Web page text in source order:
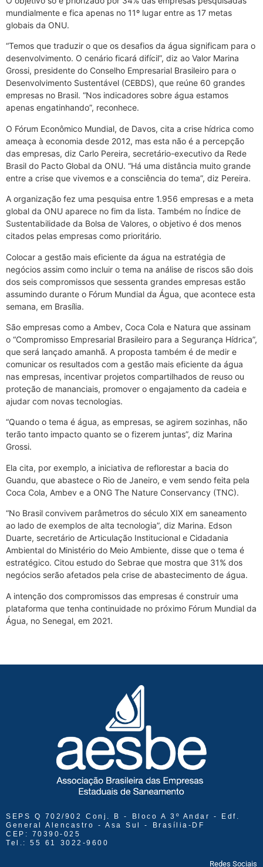
mundialmente e fica apenas no 11º lugar entre as 17 metas
globais da ONU.
“Temos que traduzir o que os desafios da água significam para o
desenvolvimento. O cenário ficará difícil”, diz ao Valor Marina
Grossi, presidente do Conselho Empresarial Brasileiro para o
Desenvolvimento Sustentável (CEBDS), que reúne 60 grandes
empresas no Brasil. “Nos indicadores sobre água estamos
apenas engatinhando”, reconhece.
O Fórum Econômico Mundial, de Davos, cita a crise hídrica como
ameaça à economia desde 2012, mas esta não é a percepção
das empresas, diz Carlo Pereira, secretário-executivo da Rede
Brasil do Pacto Global da ONU. “Há uma distância muito grande
entre a crise que vivemos e a consciência do tema”, diz Pereira.
A organização fez uma pesquisa entre 1.956 empresas e a meta
global da ONU aparece no fim da lista. Também no Índice de
Sustentabilidade da Bolsa de Valores, o objetivo é dos menos
citados pelas empresas como prioritário.
Colocar a gestão mais eficiente da água na estratégia de
negócios assim como incluir o tema na análise de riscos são dois
dos seis compromissos que sessenta grandes empresas estão
assumindo durante o Fórum Mundial da Água, que acontece esta
semana, em Brasília.
São empresas como a Ambev, Coca Cola e Natura que assinam
o “Compromisso Empresarial Brasileiro para a Segurança Hídrica”,
que será lançado amanhã. A proposta também é de medir e
comunicar os resultados com a gestão mais eficiente da água
nas empresas, incentivar projetos compartilhados de reuso ou
proteção de mananciais, promover o engajamento da cadeia e
ajudar com novas tecnologias.
“Quando o tema é água, as empresas, se agirem sozinhas, não
terão tanto impacto quanto se o fizerem juntas”, diz Marina
Grossi.
Ela cita, por exemplo, a iniciativa de reflorestar a bacia do
Guandu, que abastece o Rio de Janeiro, e vem sendo feita pela
Coca Cola, Ambev e a ONG The Nature Conservancy (TNC).
“No Brasil convivem parâmetros do século XIX em saneamento
ao lado de exemplos de alta tecnologia”, diz Marina. Edson
Duarte, secretário de Articulação Institucional e Cidadania
Ambiental do Ministério do Meio Ambiente, disse que o tema é
estratégico. Citou estudo do Sebrae que mostra que 31% dos
negócios serão afetados pela crise de abastecimento de água.
A intenção dos compromissos das empresas é construir uma
plataforma que tenha continuidade no próximo Fórum Mundial da
Água, no Senegal, em 2021.
SEPS Q 702/902 Conj. B - Bloco A 3º Andar - Edf.
General Alencastro - Asa Sul - Brasília-DF
CEP: 70390-025
Tel.: 55 61 3022-9600
Redes Sociais